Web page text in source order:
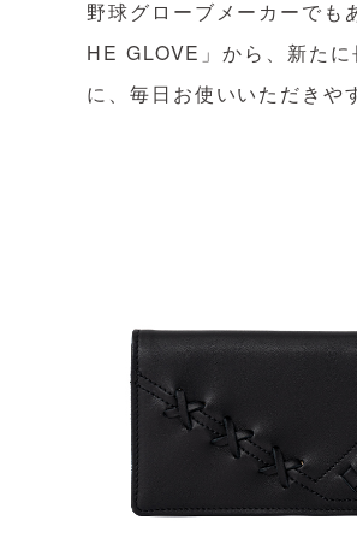
野球グローブメーカーでも
HE GLOVE」から、新た
に、毎日お使いいただきや